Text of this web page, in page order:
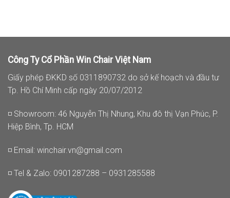
Công Ty Cổ Phần Win Chair Việt Nam
Giấy phép ĐKKD số 0311890732 do sở kế hoạch và đầu tư
Tp. Hồ Chí Minh cấp ngày 20/07/2012
◽ Showroom: 46 Nguyễn Thị Nhung, Khu đô thị Vạn Phúc, P.
Hiệp Bình, Tp. HCM
◽ Email: winchair.vn@gmail.com
◽ Tel & Zalo: 0901287288 – 0931285588